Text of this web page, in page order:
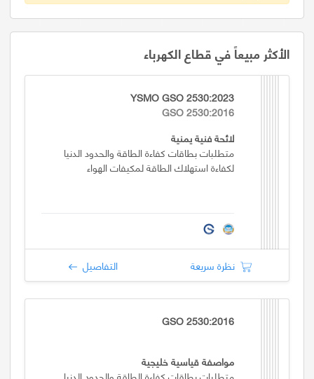
الأكثر مبيعاً في قطاع الكهرباء
YSMO GSO 2530:2023
GSO 2530:2016
لائحة فنية يمنية
متطلبات بطاقات كفاءة الطاقة والحدود الدنيا
لكفاءة استهلاك الطاقة لمكيفات الهواء
نظرة سريعة التفاصيل
GSO 2530:2016
مواصفة قياسية خليجية